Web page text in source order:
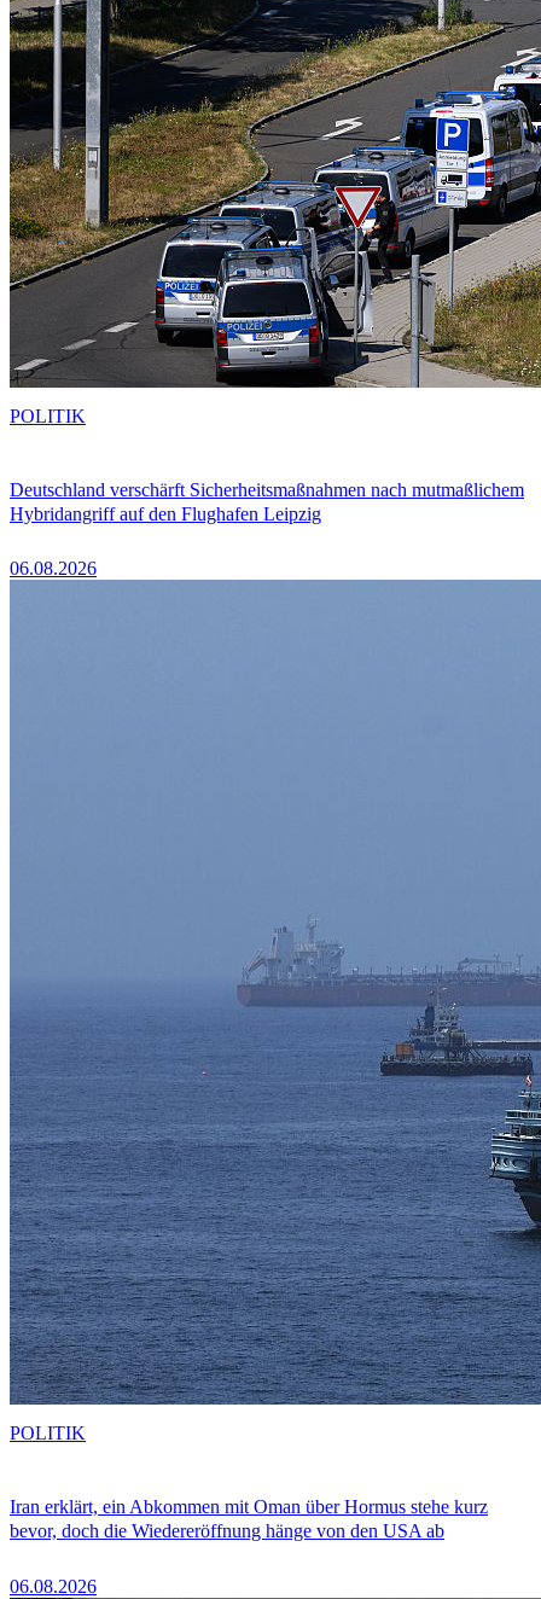
Deutschland verschärft Sicherheitsmaßnahmen nach mutmaßlichem
Hybridangriff auf den Flughafen Leipzig
06.08.2026
POLITIK
Iran erklärt, ein Abkommen mit Oman über Hormus stehe kurz
bevor, doch die Wiedereröffnung hänge von den USA ab
06.08.2026
POLITIK